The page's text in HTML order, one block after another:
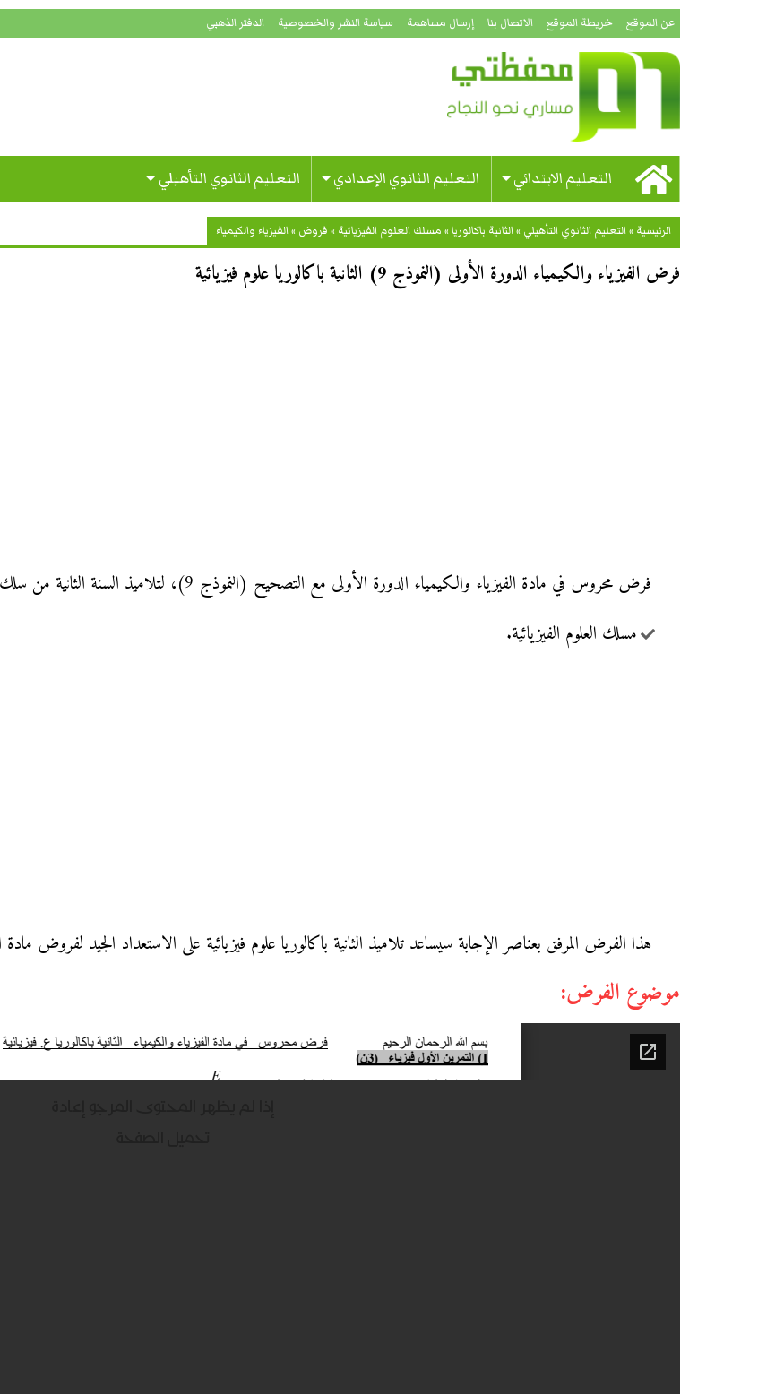
عن الموقع خريطة الموقع الاتصال بنا إرسال مساهمة سياسة النشر والخصوصية الدفتر الذهبي
التعليم الابتدائي التعليم الثانوي الإعدادي التعليم الثانوي التأهيلي
الرئيسية »التعليم الثانوي التأهيلي »الثانية باكالوريا» مسلك العلوم الفيزيائية » فروض »الفيزياء والكيمياء
فرض الفيزياء والكيمياء الدورة الأولى (النموذج 9) الثانية باكالوريا علوم فيزيائية
فرض محروس في مادة الفيزياء والكيمياء الدورة الأولى مع التصحيح (النموذج 9)، لتلاميذ السنة الثانية من سلك الباكالوريا:
مسلك العلوم الفيزيائية.
هذا الفرض المرفق بعناصر الإجابة سيساعد تلاميذ الثانية باكالوريا علوم فيزيائية على الاستعداد الجيد لفروض مادة
موضوع الفرض: